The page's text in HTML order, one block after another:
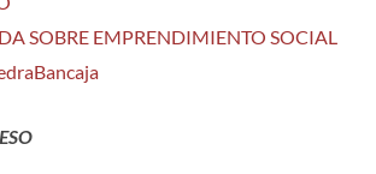
SOBRE EMPRENDIMIENTO SOCIAL